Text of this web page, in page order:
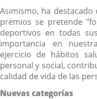
Asimismo, ha
premios se pretende
deportivos en todas
importancia en
ejercicio de hábitos
personal y social,
calidad de vida de las
Nuevas categorías